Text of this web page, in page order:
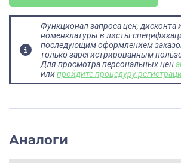
Функционал запроса цен, дисконта
номенклатуры в листы
последующим оформлением
только зарегистрированным
Для просмотра персональных цен
илипройдите процедуру
Аналоги